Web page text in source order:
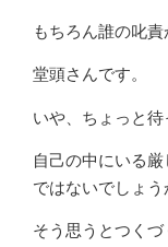
もちろん誰の叱責
堂頭さんです。
いや、ちょっと
自己の中にいる
ではないでしょう
そう思うとつく